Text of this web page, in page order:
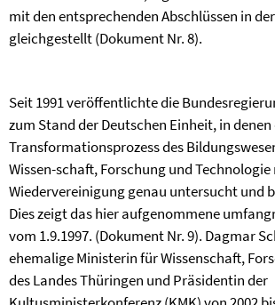
mit den entsprechenden Abschlüssen in
gleichgestellt (Dokument Nr. 8).
Seit 1991 veröffentlichte die
zum Stand der Deutschen Einheit, in denen
Transformationsprozess des
Wissen-schaft, Forschung und
Wiedervereinigung genau untersucht und
Dies zeigt das hier aufgenommene
vom 1.9.1997. (Dokument Nr. 9). Dagmar
ehemalige Ministerin für Wissenschaft,
des Landes Thüringen und Präsidentin der